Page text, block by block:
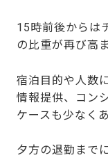
15時前後からは
の比重が再び高
宿泊目的や人数
情報提供、コン
ケースも少なく
夕方の退勤まで